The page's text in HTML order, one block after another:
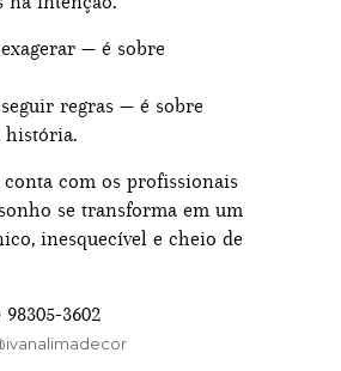
— é sobre
regras — é sobre
história.
conta com os profissionais
se transforma em um
inesquecível e cheio de
3602